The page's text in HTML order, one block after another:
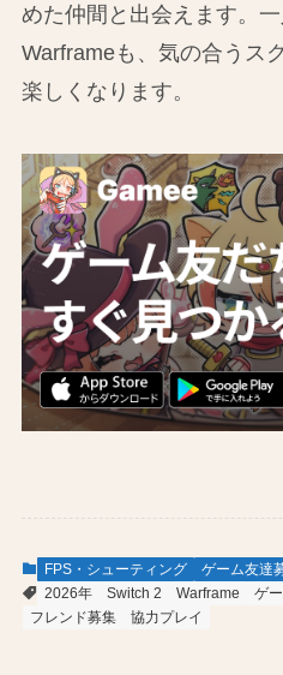
めた仲間と出会えます。
Warframeも、気の合うス
楽しくなります。
FPS・シューティング ゲーム友達
2026年
Switch 2 Warframe ゲ
フレンド募集
協力プレイ